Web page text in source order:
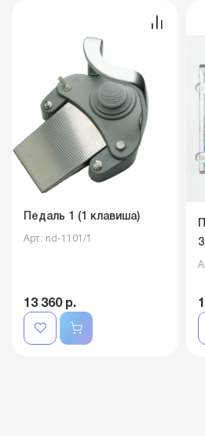
Педаль 1 (1 клавиша)
Арт.: nd-1101/1
13 360 р.